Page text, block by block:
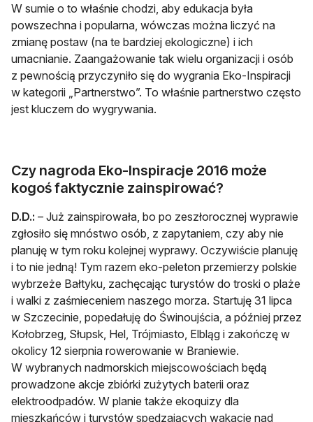
W sumie o to właśnie chodzi, aby edukacja była
powszechna i popularna, wówczas można liczyć na
zmianę postaw (na te bardziej ekologiczne) i ich
umacnianie. Zaangażowanie tak wielu organizacji i osób
z pewnością przyczyniło się do wygrania Eko-Inspiracji
w kategorii „Partnerstwo”. To właśnie partnerstwo często
jest kluczem do wygrywania.
Czy nagroda Eko-Inspiracje 2016 może
kogoś faktycznie zainspirować?
D.D.: – Już zainspirowała, bo po zeszłorocznej wyprawie
zgłosiło się mnóstwo osób, z zapytaniem, czy aby nie
planuję w tym roku kolejnej wyprawy. Oczywiście planuję
i to nie jedną! Tym razem eko-peleton przemierzy polskie
wybrzeże Bałtyku, zachęcając turystów do troski o plaże
i walki z zaśmieceniem naszego morza. Startuję 31 lipca
w Szczecinie, popedałuję do Świnoujścia, a później przez
Kołobrzeg, Słupsk, Hel, Trójmiasto, Elbląg i zakończę w
okolicy 12 sierpnia rowerowanie w Braniewie.
W wybranych nadmorskich miejscowościach będą
prowadzone akcje zbiórki zużytych baterii oraz
elektroodpadów. W planie także ekoquizy dla
mieszkańców i turystów spędzających wakacje nad